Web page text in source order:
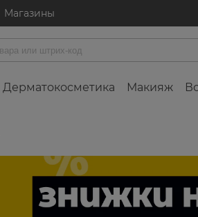
Магазины
Дерматокосметика Макияж